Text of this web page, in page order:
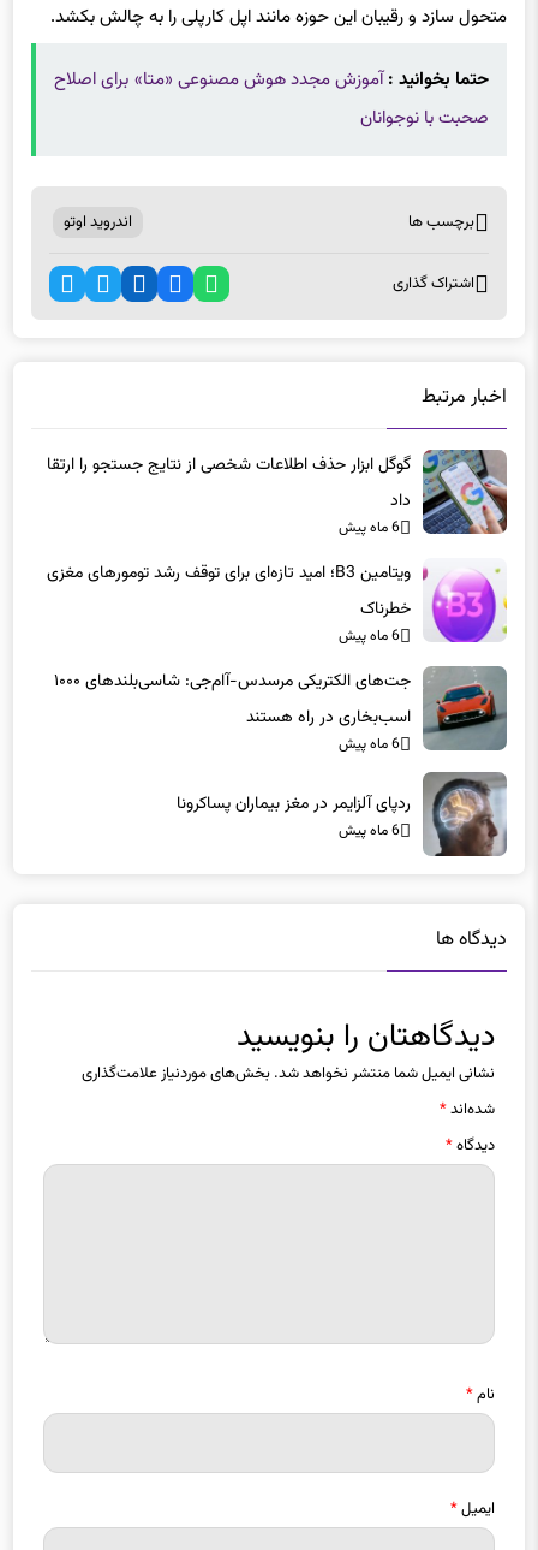
متحول سازد و رقیبان این حوزه مانند اپل کارپلی را به چالش بکشد.
حتما بخوانید :آموزش مجدد هوش مصنوعی «متا» برای اصلاح
صحبت با نوجوانان
برچسب ها اندروید اوتو
اشتراک گذاری
اخبار مرتبط
گوگل ابزار حذف اطلاعات شخصی از نتایج جستجو را ارتقا
داد
6 ماه پیش
ویتامین B3؛ امید تازه‌ای برای توقف رشد تومورهای مغزی
خطرناک
6 ماه پیش
جت‌های الکتریکی مرسدس-آام‌جی: شاسی‌بلندهای ۱۰۰۰
اسب‌بخاری در راه هستند
6 ماه پیش
ردپای آلزایمر در مغز بیماران پساکرونا
6 ماه پیش
دیدگاه ها
دیدگاهتان را بنویسید
نشانی ایمیل شما منتشر نخواهد شد. بخش‌های موردنیاز علامت‌گذاری
شده‌اند*
دیدگاه*
نام*
ایمیل*